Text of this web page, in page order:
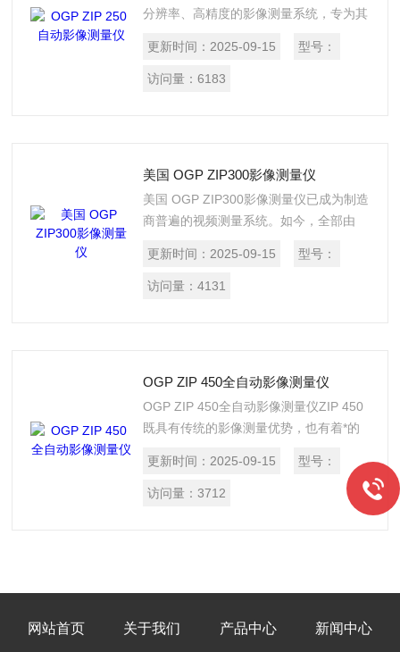
分辨率、高精度的影像测量系统，专为其
即使选用了TTL激光，ZIP ® Advance
250也能提供清晰的高对比度图像以及完
更新时间： 2025-09-15 型号：
访问量： 6183
美国 OGP ZIP300影像测量仪
美国 OGP ZIP300影像测量仪已成为制造
商普遍的视频测量系统。如今，全部由
成像效果。SmartScope ZIP 300作为一
台具有多元传感功能的设备，可以选配接
更新时间： 2025-09-15 型号：
访问量： 4131
OGP ZIP 450全自动影像测量仪
OGP ZIP 450全自动影像测量仪ZIP 450
既具有传统的影像测量优势，也有着*的
行的程序控制下伸缩自如的接触式或非接
触式测头，或*的可切换性 TTL激光。
更新时间： 2025-09-15 型号：
访问量： 3712
网站首页 关于我们 产品中心 新闻中心